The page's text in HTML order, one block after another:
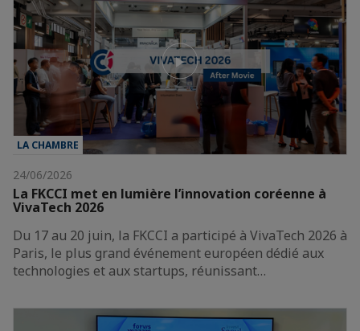
LA CHAMBRE
24/06/2026
La FKCCI met en lumière l’innovation coréenne à
VivaTech 2026
Du 17 au 20 juin, la FKCCI a participé à VivaTech 2026 à
Paris, le plus grand événement européen dédié aux
technologies et aux startups, réunissant…